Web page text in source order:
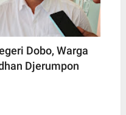
Dobo, Warga
Djerumpon